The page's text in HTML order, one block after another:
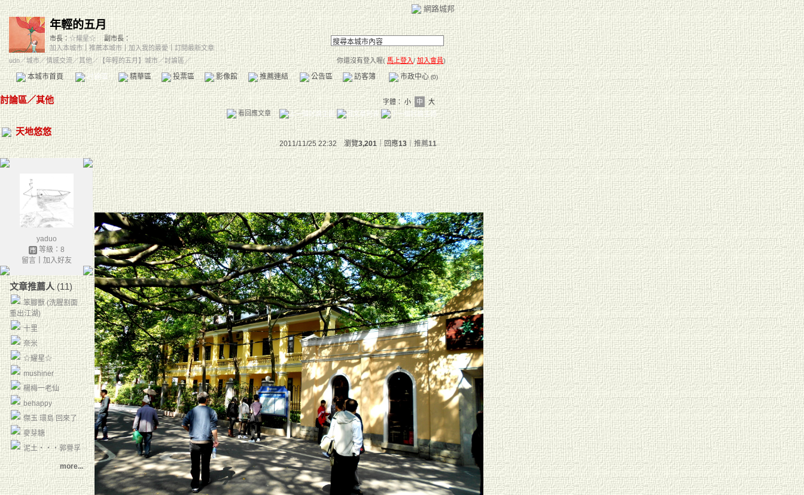
網路城邦
年輕的五月
市長：☆耀星☆
副市長：
加入本城市｜ 推薦本城市 ｜加入我的最愛
訂閱最新文章
udn／城市／情感交流／其他／ 【年輕的五月】城市／討論區／ 你還沒有登入喔( 馬上登入/加入會員)
本城市首頁 討論區 精華區 投票區 影像館 推薦連結 公告區 訪客簿 市政中心 (0)
討論區／其他 字體： 小 中
大
看回應文章
天地悠悠
2011/11/25 22:32 瀏覽3,201｜回應13｜推薦11
yaduo
等級：8
留言｜ 加入好友
文章推薦人(11)
笨腳獸 (洗腥割面
重出江湖)
十里
奈米
☆耀星☆
mushiner
楊梅一老仙
behappy
傑玉 環島 回來了
麥芽糖
泥土‧‧‧郭譽孚
more...